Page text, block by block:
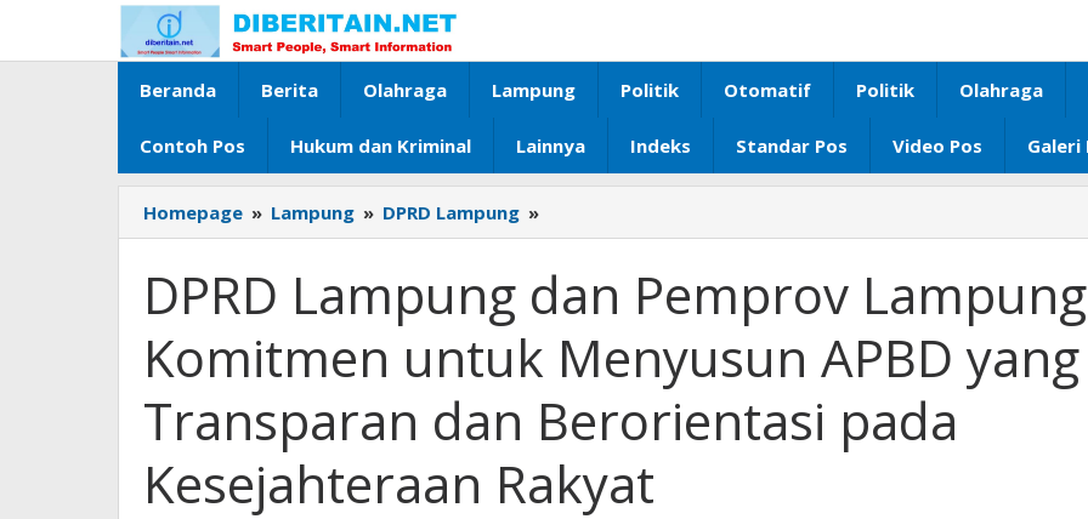
konten
Beranda Berita Olahraga Lampung Politik Otomatif Politik Olahraga
Contoh Pos Hukum dan Kriminal Lainnya Indeks Standar Pos Video Pos Galeri
Homepage » Lampung » DPRD Lampung »
Lampung
Pemprov
Lampung
Komitmen
untuk
Menyusun
APBD
Transparan
dan
DPRD Lampung dan Pemprov Lampung
Komitmen untuk Menyusun APBD yang
Transparan dan Berorientasi pada
Kesejahteraan Rakyat